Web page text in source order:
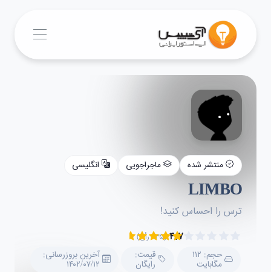
منتشر شده ماجراجویی انگلیسی
LIMBO
ترس را احساس کنید!
۴.۷ (۲۳۵ رأی)
حجم: ۱۱۲
مگابایت
قیمت:
رایگان
آخرین بروزرسانی:
۱۴۰۲/۰۷/۱۲